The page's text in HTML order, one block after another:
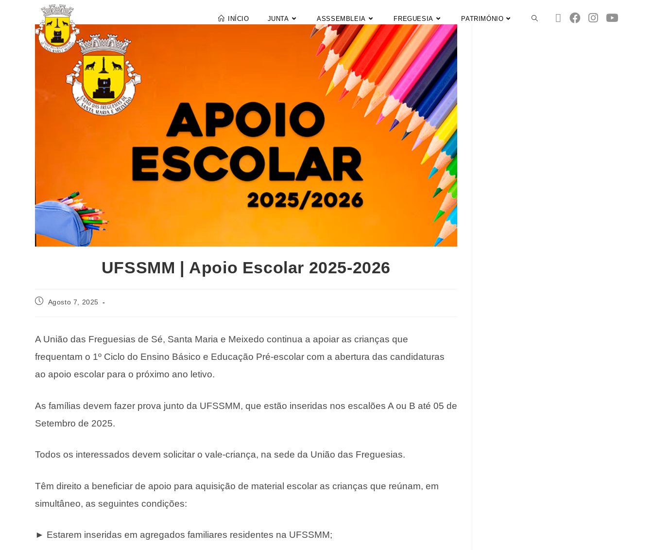
INÍCIO JUNTA ASSSEMBLEIA FREGUESIA PATRIMÓNIO
UFSSMM | Apoio Escolar 2025-2026
Agosto 7, 2025
A União das Freguesias de Sé, Santa Maria e Meixedo continua a apoiar as crianças que
frequentam o 1º Ciclo do Ensino Básico e Educação Pré-escolar com a abertura das candidaturas
ao apoio escolar para o próximo ano letivo.
As famílias devem fazer prova junto da UFSSMM, que estão inseridas nos escalões A ou B até 05 de
Setembro de 2025.
Todos os interessados devem solicitar o vale-criança, na sede da União das Freguesias.
Têm direito a beneficiar de apoio para aquisição de material escolar as crianças que reúnam, em
simultâneo, as seguintes condições:
► Estarem inseridas em agregados familiares residentes na UFSSMM;